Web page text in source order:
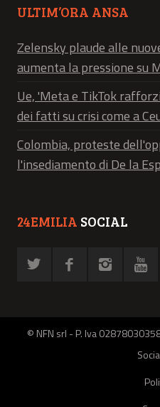
ULTIM’ORA ANSA
Zelensky plaude alle
aumenta la pressione su
Ue, 'Meta e TikTok
dei fatti su crisi come a
Colombia, proteste
l'insediamento di De la
24EMILIA SOCIAL
© NFN srl - P. Iva